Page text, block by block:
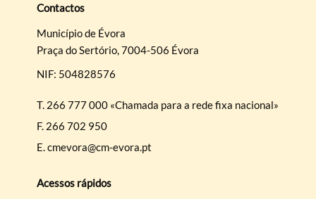
Contactos
Município de Évora
Praça do Sertório, 7004-506 Évora
NIF: 504828576
T. 266 777 000 «Chamada para a rede fixa nacional»
F. 266 702 950
E.cmevora@cm-evora.pt
Acessos rápidos